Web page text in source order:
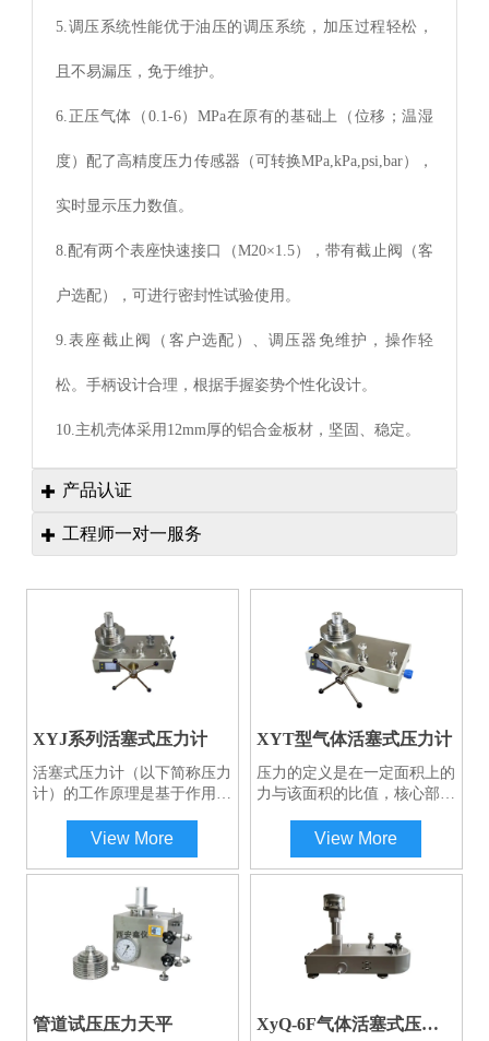
5.调压系统性能优于油压的调压系统，加压过程轻松，
且不易漏压，免于维护。
6.正压气体（0.1-6）MPa在原有的基础上（位移；温湿
度）配了高精度压力传感器（可转换MPa,kPa,psi,bar），
实时显示压力数值。
8.配有两个表座快速接口（M20×1.5），带有截止阀 （客
户选配） ，可进行密封性试验使用。
9.表座截止阀 （客户选配） 、调压器免维护，操作轻
松。手柄设计合理，根据手握姿势个性化设计。
10.主机壳体采用 12mm厚的铝合金板材，坚固、稳定。
 产品认证
 工程师一对一服务
扫码咨询工程师一对一服务
XYJ系列活塞式压力计
活塞式压力计（以下简称压力
计）的工作原理是基于作用在
力与施加于活塞上端砝码所产
生的重力相平衡的原理制成。
压力计特点：它的活塞系统由
附加误差小、耐磨、可以长期
保持活塞系统尺寸不变；全新
活塞系统结构便于安装和维
护；数显活塞工作位置指示
View More
XYT型气体活塞式压力计
压力的定义是在一定面积上的
力与该面积的比值，核心部件
组件，通过在该组件上加载砝
码产生测量所需的压力。活塞
缸和活塞杆均由碳化钨制成，
这种材料具有极低的受压变形
量和受热膨胀系数，保证活塞
的横截面具有良好的线性度，
使本仪器准确度非常出色。
View More
管道试压压力天平
XyQ-6F气体活塞式压力